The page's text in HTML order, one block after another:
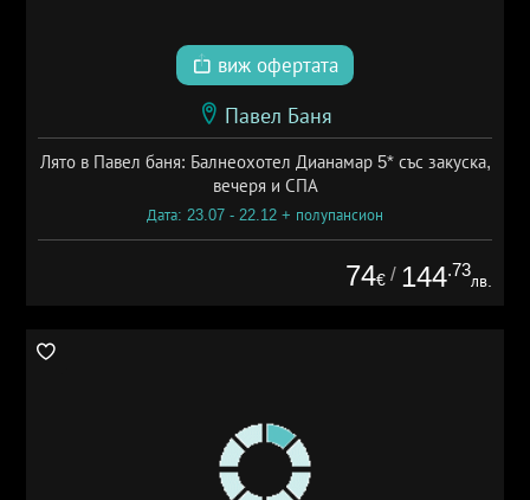
виж офертата
Павел Баня
Лято в Павел баня: Балнеохотел Дианамар 5* със закуска,
вечеря и СПА
Дата: 23.07 - 22.12 + полупансион
74€ / 144.73
лв.